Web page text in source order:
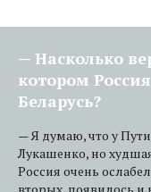
— Насколько
котором
Беларусь?
— Я думаю, что у
Лукашенко, но
Россия очень